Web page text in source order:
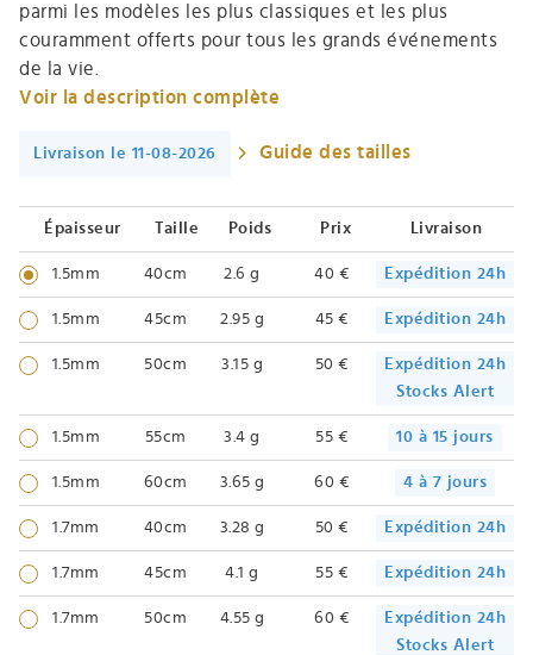
parmi les modèles les plus classiques et les plus
couramment offerts pour tous les grands événements
de la vie.
Voir la description complète
Livraison le 11-08-2026 Guide des tailles
Épaisseur Taille Poids Prix Livraison
1.5mm 40cm 2.6 g 40 € Expédition 24h
1.5mm 45cm 2.95 g 45 € Expédition 24h
1.5mm 50cm 3.15 g 50 €
Expédition 24h
Stocks Alert
1.5mm 55cm 3.4 g 55 € 10 à 15 jours
1.5mm 60cm 3.65 g 60 € 4 à 7 jours
1.7mm 40cm 3.28 g 50 € Expédition 24h
1.7mm 45cm 4.1 g 55 € Expédition 24h
1.7mm 50cm 4.55 g 60 €
Expédition 24h
Stocks Alert